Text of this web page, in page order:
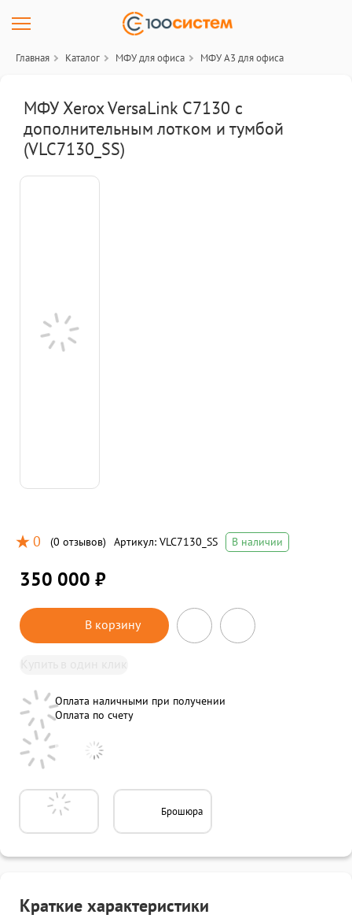
Главная Каталог МФУ для офиса МФУ A3 для офиса
МФУ Xerox VersaLink C7130 с
дополнительным лотком и тумбой
(VLC7130_SS)
0 (0 отзывов) Артикул: VLC7130_SS В наличии
350 000 ₽
В корзину
Оплата наличными при получении
Оплата по счету
Брошюра
Краткие характеристики